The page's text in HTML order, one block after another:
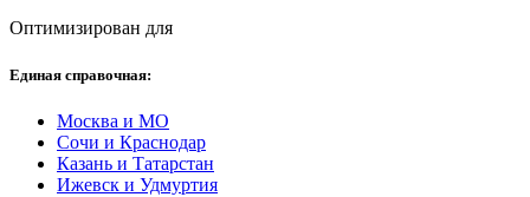
Оптимизирован для
Единая справочная:
Москва и МО
Сочи и Краснодар
Казань и Татарстан
Ижевск и Удмуртия